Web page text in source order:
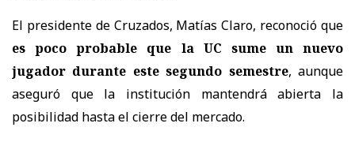
El presidente de Cruzados, Matías Claro, reconoció que
es poco probable que la UC sume un nuevo
jugador durante este segundo semestre, aunque
aseguró que la institución mantendrá abierta la
posibilidad hasta el cierre del mercado.